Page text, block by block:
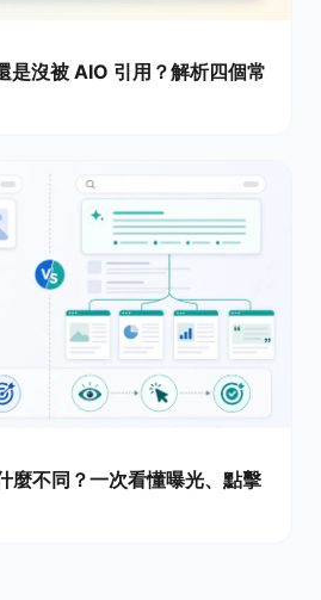
是沒被 AIO 引用？解析四個常
麼不同？一次看懂曝光、點擊